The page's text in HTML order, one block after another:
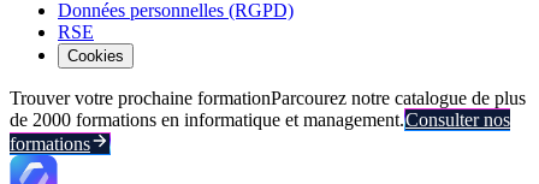
Données personnelles (RGPD)
RSE
Cookies
Trouver votre prochaine formationParcourez notre catalogue de plus
de 2000 formations en informatique et management.Consulter nos
formations